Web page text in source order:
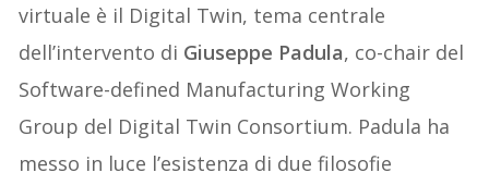
virtuale è il Digital Twin, tema centrale
dell’intervento di Giuseppe Padula, co-chair del
Software-defined Manufacturing Working
Group del Digital Twin Consortium. Padula ha
messo in luce l’esistenza di due filosofie